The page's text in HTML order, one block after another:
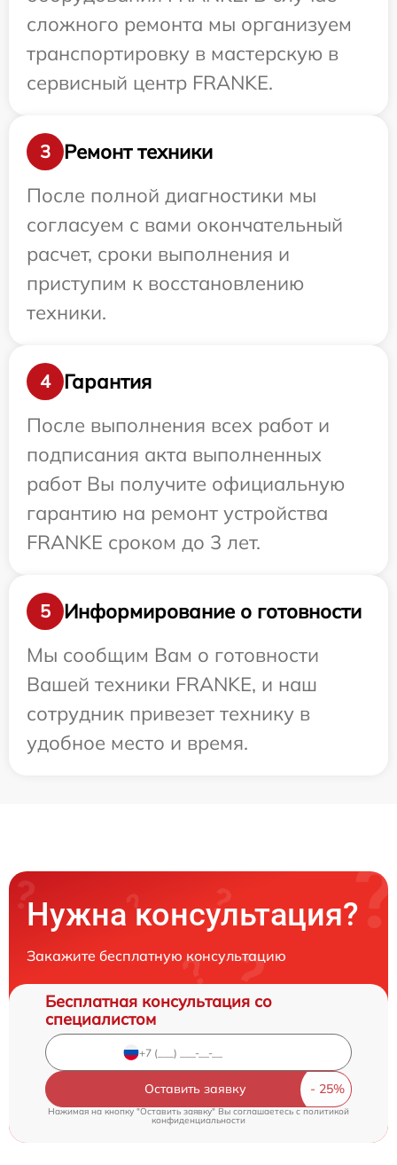
сложного ремонта мы организуем
транспортировку в мастерскую в
сервисный центр FRANKE.
3
Ремонт техники
После полной диагностики мы
согласуем с вами окончательный
расчет, сроки выполнения и
приступим к восстановлению
техники.
4
Гарантия
После выполнения всех работ и
подписания акта выполненных
работ Вы получите официальную
гарантию на ремонт устройства
FRANKE сроком до 3 лет.
5
Информирование о готовности
Мы сообщим Вам о готовности
Вашей техники FRANKE, и наш
сотрудник привезет технику в
удобное место и время.
Нужна консультация?
Закажите бесплатную консультацию
Бесплатная консультация со
специалистом
Оставить заявку
Нажимая на кнопку "Оставить заявку" Вы соглашаетесь cполитикой
конфиденциальности